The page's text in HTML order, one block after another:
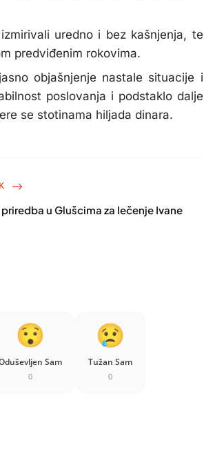
uredno i bez kašnjenja, te
predviđenim rokovima.
objašnjenje nastale situacije i
poslovanja i podstaklo dalje
se stotinama hiljada dinara.
u Glušcima za lečenje Ivane
Sam
0
Tužan Sam
0